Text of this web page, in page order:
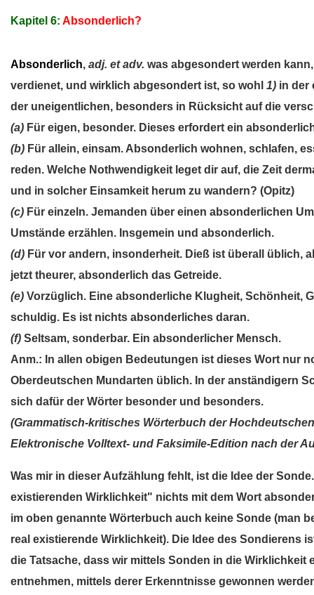
Kapitel 6: Absonderlich?
Absonderlich, adj. et adv. was abgesondert werden
verdienet, und wirklich abgesondert ist, so wohl 1) in der
der uneigentlichen, besonders in Rücksicht auf die
(a) Für eigen, besonder. Dieses erfordert ein
(b) Für allein, einsam. Absonderlich wohnen, schlafen,
reden. Welche Nothwendigkeit leget dir auf, die Zeit
und in solcher Einsamkeit herum zu wandern? (Opitz)
(c) Für einzeln. Jemanden über einen absonderlichen
Umstände erzählen. Insgemein und absonderlich.
(d) Für vor andern, insonderheit. Dieß ist überall üblich,
jetzt theurer, absonderlich das Getreide.
(e) Vorzüglich. Eine absonderliche Klugheit, Schönheit,
schuldig. Es ist nichts absonderliches daran.
(f) Seltsam, sonderbar. Ein absonderlicher Mensch.
Anm.: In allen obigen Bedeutungen ist dieses Wort nur
Oberdeutschen Mundarten üblich. In der anständigern
sich dafür der Wörter besonder und besonders.
(Grammatisch-kritisches Wörterbuch der
Elektronische Volltext- und Faksimile-Edition nach der
Was mir in dieser Aufzählung fehlt, ist die Idee der
existierenden Wirklichkeit" nichts mit dem Wort
im oben genannte Wörterbuch auch keine Sonde (man
real existierende Wirklichkeit). Die Idee des Sondierens
die Tatsache, dass wir mittels Sonden in die Wirklichkeit
entnehmen, mittels derer Erkenntnisse gewonnen